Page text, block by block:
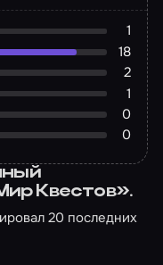
1
18
2
1
0
0
Квестов».
20 последних